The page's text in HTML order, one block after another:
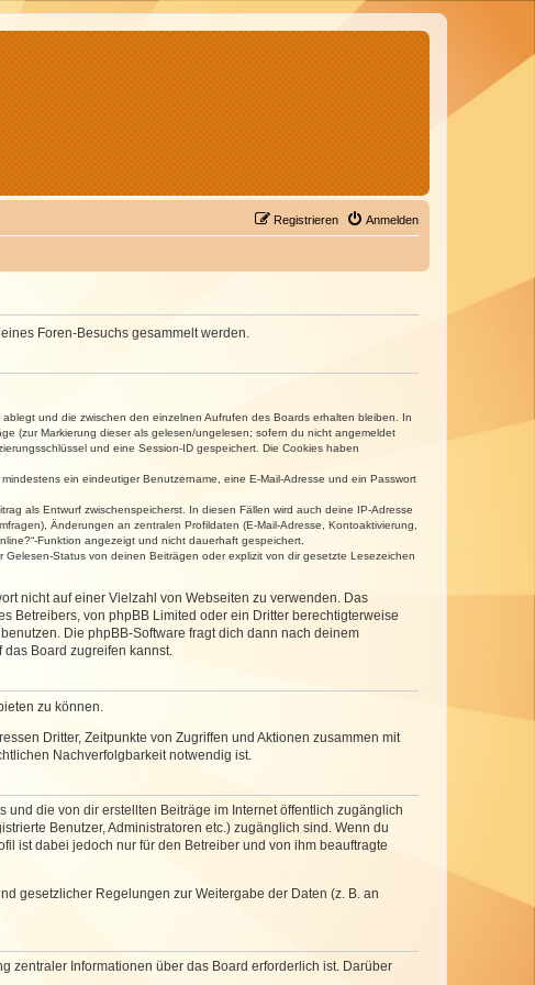
Anmelden
Registrieren
Foren-Besuchs gesammelt werden.
und die zwischen den einzelnen Aufrufen des Boards erhalten bleiben. In
(zur Markierung dieser als gelesen/ungelesen; sofern du nicht angemeldet
und eine Session-ID gespeichert. Die Cookies haben
ein eindeutiger Benutzername, eine E-Mail-Adresse und ein Passwort
als Entwurf zwischenspeicherst. In diesen Fällen wird auch deine IP-Adresse
Änderungen an zentralen Profildaten (E-Mail-Adresse, Kontoaktivierung,
Funktion angezeigt und nicht dauerhaft gespeichert.
Status von deinen Beiträgen oder explizit von dir gesetzte Lesezeichen
nicht auf einer Vielzahl von Webseiten zu verwenden. Das
Betreibers, von phpBB Limited oder ein Dritter berechtigterweise
Die phpBB-Software fragt dich dann nach deinem
Board zugreifen kannst.
zu können.
Dritter, Zeitpunkte von Zugriffen und Aktionen zusammen mit
Nachverfolgbarkeit notwendig ist.
die von dir erstellten Beiträge im Internet öffentlich zugänglich
Benutzer, Administratoren etc.) zugänglich sind. Wenn du
ist dabei jedoch nur für den Betreiber und von ihm beauftragte
gesetzlicher Regelungen zur Weitergabe der Daten (z. B. an
zentraler Informationen über das Board erforderlich ist. Darüber